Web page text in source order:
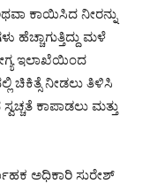
ಕಾಯಿಸಿದ ನೀರನ್ನು
ಹೆಚ್ಚಾಗುತ್ತಿದ್ದು ಮಳೆ
ಇಲಾಖೆಯಿಂದ
ಚಿಕಿತ್ಸೆ ನೀಡಲು ತಿಳಿಸಿ
ಕಾಪಾಡಲು ಮತ್ತು
ಅಧಿಕಾರಿ ಸುರೇಶ್